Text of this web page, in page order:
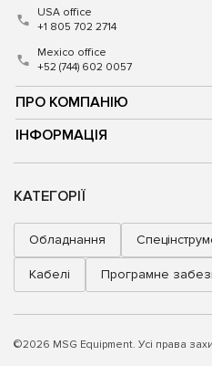
ПРО КОМПАНІЮ
ІНФОРМАЦІЯ
USA office
+1 805 702 2714
Mexico office
+52 (744) 602 0057
КАТЕГОРІЇ
Обладнання
Кабелі Програмне
©2026 MSG Equipment. Усі права